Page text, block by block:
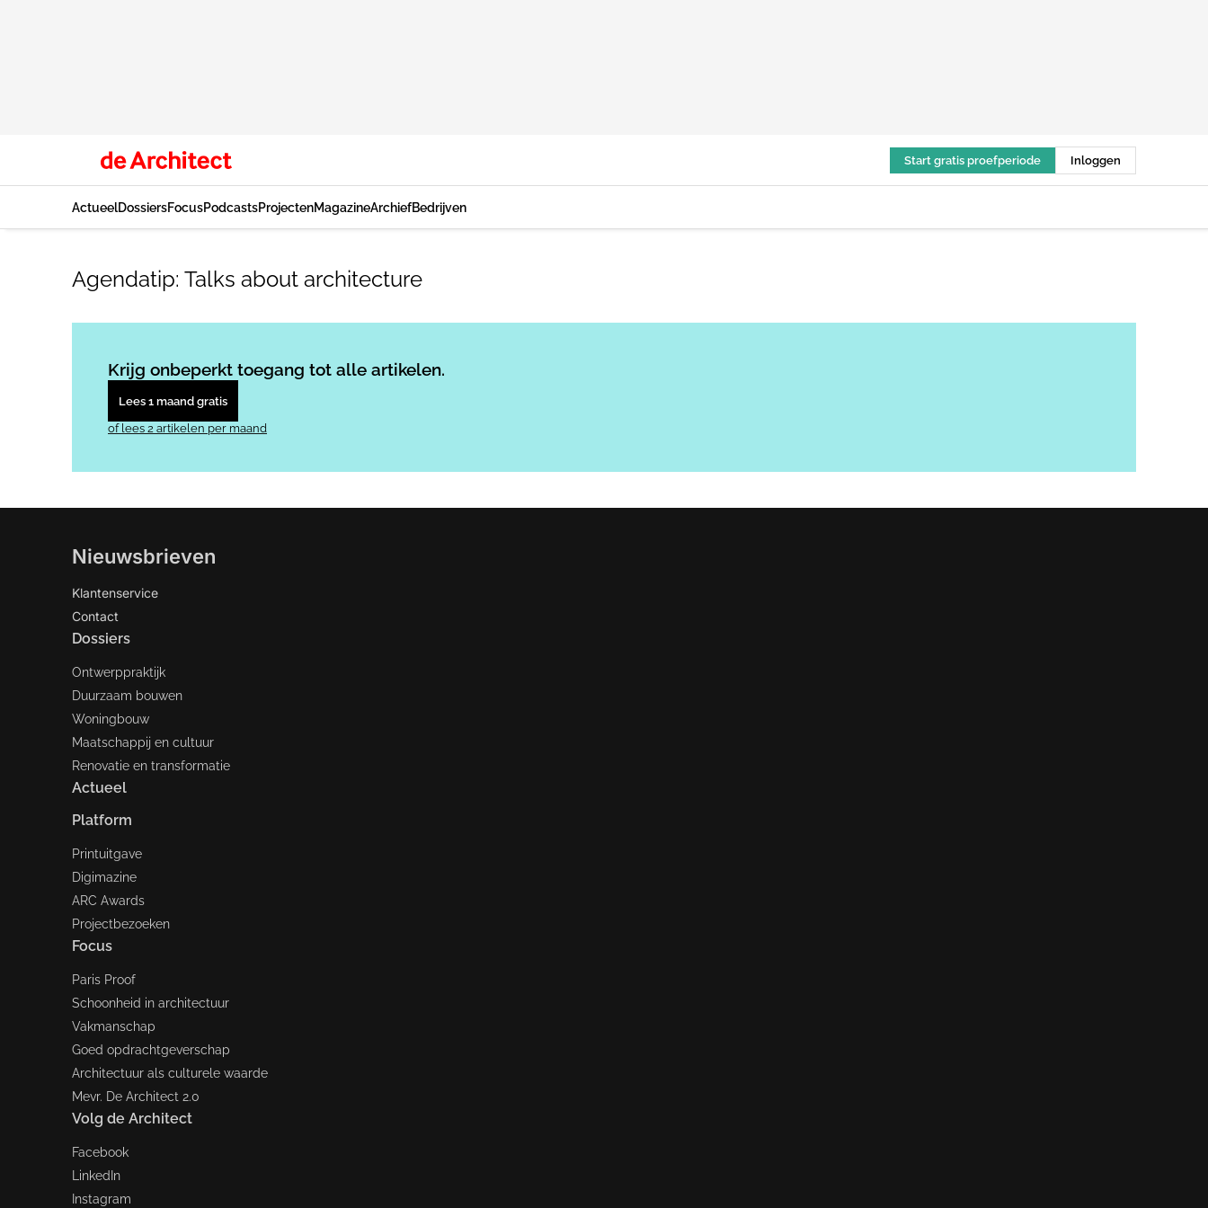
Start gratis proefperiode Inloggen
ActueelDossiersFocusPodcastsProjectenMagazineArchiefBedrijven
Agendatip: Talks about architecture
Krijg onbeperkt toegang tot alle artikelen.
Lees 1 maand gratis
of lees 2 artikelen per maand
Nieuwsbrieven
Klantenservice
Contact
Dossiers
Ontwerppraktijk
Duurzaam bouwen
Woningbouw
Maatschappij en cultuur
Renovatie en transformatie
Actueel
Platform
Printuitgave
Digimazine
ARC Awards
Projectbezoeken
Focus
Paris Proof
Schoonheid in architectuur
Vakmanschap
Goed opdrachtgeverschap
Architectuur als culturele waarde
Mevr. De Architect 2.0
Volg de Architect
Facebook
LinkedIn
Instagram